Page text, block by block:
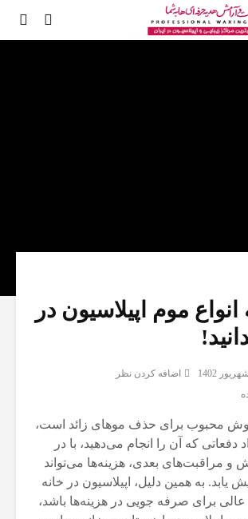
موم اپیلاسیون در
اضافه کردن نظر
روش محبوب برای حذف موهای زائد است،
دفعاتی که آن را انجام می‌دهید، با در
مراقبت‌های بعدی، هزینه‌ها می‌تواند
یابد. به همین دلیل، اپیلاسیون در خانه
عالی برای صرفه جویی در هزینه‌ها باشد،